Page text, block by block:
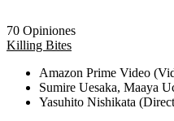
70 Opiniones
Killing Bites
Amazon Prime Video
Sumire Uesaka, Maaya
Yasuhito Nishikata